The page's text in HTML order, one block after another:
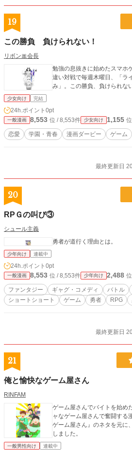
19
この勝負 負けられない！
リボン🎀会長
勉強の息抜きに始めたスマホ
違い対戦で毎週木曜日、「ラ
み」。この勝負、負けられな
少女向け 完結
24h.ポイント 0pt
一般漫画 8,553 位 / 8,553件 少女向け 1,155
恋愛 学園・青春 漫画ダービー ゲーム
最終更新日
20
RPＧの叫び③
シュール主義
勇者が道行く理由とは。
少年向け 連載中
24h.ポイント 0pt
一般漫画 8,553 位 / 8,553件 少年向け 2,488
ファンタジー ギャグ・コメディ バトル
ショートショート
ゲーム 勇者 RPG
最終更新日
21
俺と愉快なゲーム屋さん
RINFAM
ゲーム屋さんでバイトを始め
ャなゲーム屋さんで奮闘する漫画。 4コマ『かつて
ゲーム屋さん』のネタを元に
しました。
一般男性向け 連載中